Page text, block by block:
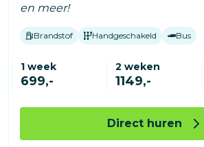
en meer!
Brandstof Handgeschakeld Bus
1 week
699,-
2 weken
1149,-
Direct huren